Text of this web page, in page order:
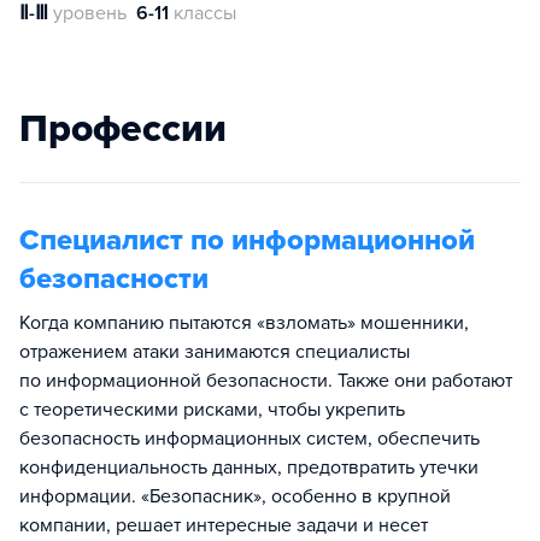
Ⅱ-Ⅲ уровень 6-11 классы
Профессии
Специалист по информационной
безопасности
Когда компанию пытаются «взломать» мошенники,
отражением атаки занимаются специалисты
по информационной безопасности. Также они работают
с теоретическими рисками, чтобы укрепить
безопасность информационных систем, обеспечить
конфиденциальность данных, предотвратить утечки
информации. «Безопасник», особенно в крупной
компании, решает интересные задачи и несет